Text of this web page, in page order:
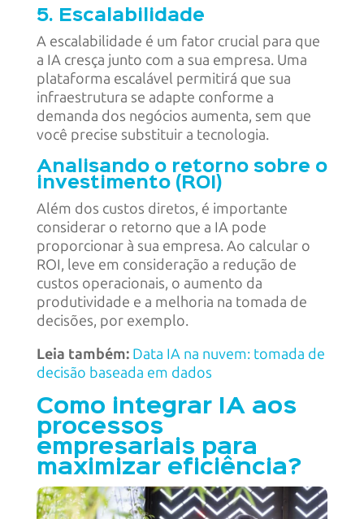
5. Escalabilidade
A escalabilidade é um fator crucial para que
a IA cresça junto com a sua empresa. Uma
plataforma escalável permitirá que sua
infraestrutura se adapte conforme a
demanda dos negócios aumenta, sem que
você precise substituir a tecnologia.
Analisando o retorno sobre o
investimento (ROI)
Além dos custos diretos, é importante
considerar o retorno que a IA pode
proporcionar à sua empresa. Ao calcular o
ROI, leve em consideração a redução de
custos operacionais, o aumento da
produtividade e a melhoria na tomada de
decisões, por exemplo.
Leia também: Data IA na nuvem: tomada de
decisão baseada em dados
Como integrar IA aos
processos
empresariais para
maximizar eficiência?